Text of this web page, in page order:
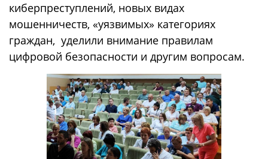
киберпреступлений, новых видах
мошенничеств, «уязвимых» категориях
граждан, уделили внимание правилам
цифровой безопасности и другим вопросам.